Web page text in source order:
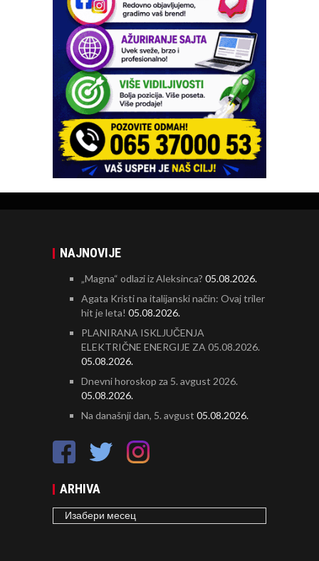
NAJNOVIJE
„Magna“ odlazi iz Aleksinca? 05.08.2026.
Agata Kristi na italijanski način: Ovaj triler
hit je leta! 05.08.2026.
PLANIRANA ISKLJUČENJA
ELEKTRIČNE ENERGIJE ZA 05.08.2026.
05.08.2026.
Dnevni horoskop za 5. avgust 2026.
05.08.2026.
Na današnji dan, 5. avgust 05.08.2026.
ARHIVA
ARHIVA